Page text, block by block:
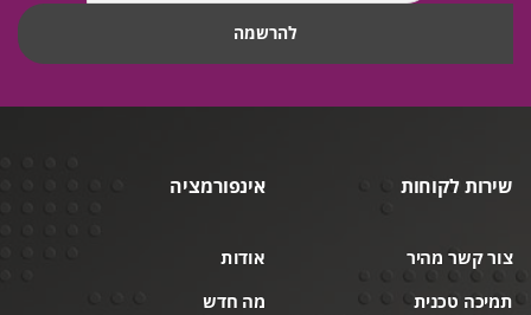
שירות לקוחות
צור קשר מהיר
תמיכה טכנית
אינפורמציה
אודות
מה חדש